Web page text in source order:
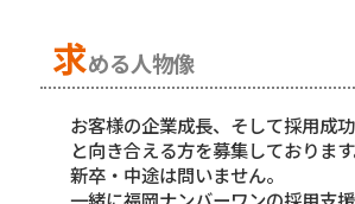
求める人物像
お客様の企業成長、そして採用成
と向き合える方を募集しております
新卒・中途は問いません。